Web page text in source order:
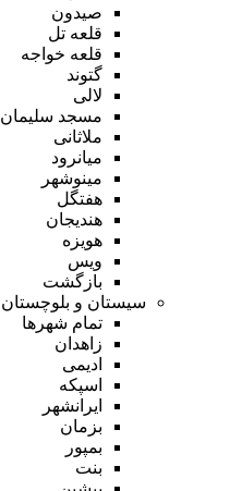
صیدون
قلعه تل
قلعه خواجه
گتوند
لالی
مسجد سلیمان
ملاثانی
میانرود
مینوشهر
هفتگل
هندیجان
هویزه
ویس
بازگشت
سیستان و بلوچستان
تمام شهر‌ها
زاهدان
ادیمی
اسپکه
ایرانشهر
بزمان
بمپور
بنت